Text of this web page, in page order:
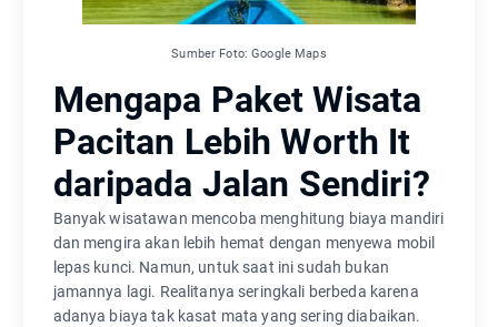
Sumber Foto: Google Maps
Mengapa Paket Wisata
Pacitan Lebih Worth It
daripada Jalan Sendiri?
Banyak wisatawan mencoba menghitung biaya mandiri
dan mengira akan lebih hemat dengan menyewa mobil
lepas kunci. Namun, untuk saat ini sudah bukan
jamannya lagi. Realitanya seringkali berbeda karena
adanya biaya tak kasat mata yang sering diabaikan.